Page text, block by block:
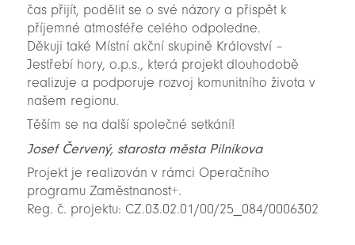
čas přijít, podělit se o své názory a přispět k
příjemné atmosféře celého odpoledne.
Děkuji také Místní akční skupině Království –
Jestřebí hory, o.p.s., která projekt dlouhodobě
realizuje a podporuje rozvoj komunitního života v
našem regionu.
Těším se na další společné setkání!
Josef Červený, starosta města Pilníkova
Projekt je realizován v rámci Operačního
programu Zaměstnanost+.
Reg. č. projektu: CZ.03.02.01/00/25_084/0006302